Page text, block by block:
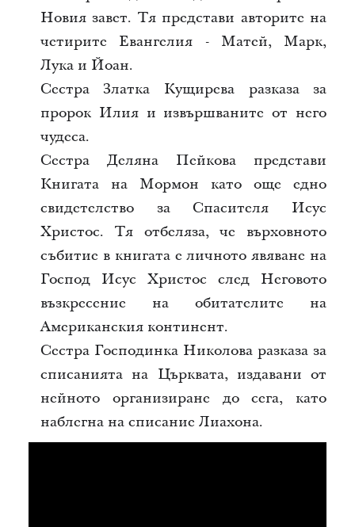
Новия завет. Тя представи авторите на
четирите Евангелия - Матей, Марк,
Лука и Йоан.
Сестра Златка Кущирева разказа за
пророк Илия и извършваните от него
чудеса.
Сестра Деляна Пейкова представи
Книгата на Мормон като още едно
свидетелство за Спасителя Исус
Христос. Тя отбеляза, че върховното
събитие в книгата е личното явяване на
Господ Исус Христос след Неговото
възкресение на обитателите на
Американския континент.
Сестра Господинка Николова разказа за
списанията на Църквата, издавани от
нейното организиране до сега, като
наблегна на списание Лиахона.